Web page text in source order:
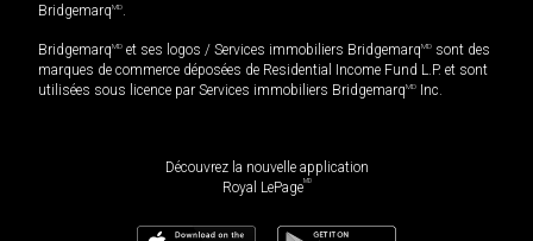
BridgemarqMD
BridgemarqMD et ses logos / Services immobiliers BridgemarqMD sont des
marques de commerce déposées de Residential Income Fund L.P. et sont
utilisées sous licence par Services immobiliers BridgemarqMD Inc.
Découvrez la nouvelle application
Royal LePageMD